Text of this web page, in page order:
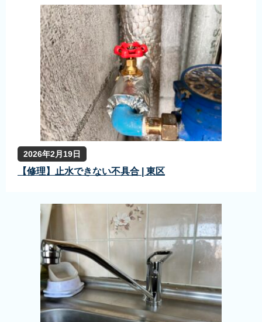
2026年2月19日
【修理】止水できない不具合 | 東区